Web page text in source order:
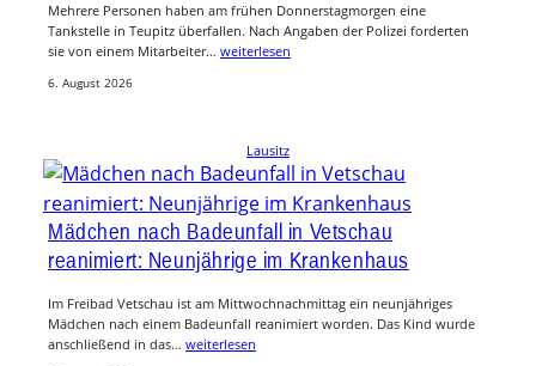
Mehrere Personen haben am frühen Donnerstagmorgen eine
Tankstelle in Teupitz überfallen. Nach Angaben der Polizei forderten
sie von einem Mitarbeiter… weiterlesen
6. August 2026
Lausitz
Mädchen nach Badeunfall in Vetschau
reanimiert: Neunjährige im Krankenhaus
Im Freibad Vetschau ist am Mittwochnachmittag ein neunjähriges
Mädchen nach einem Badeunfall reanimiert worden. Das Kind wurde
anschließend in das… weiterlesen